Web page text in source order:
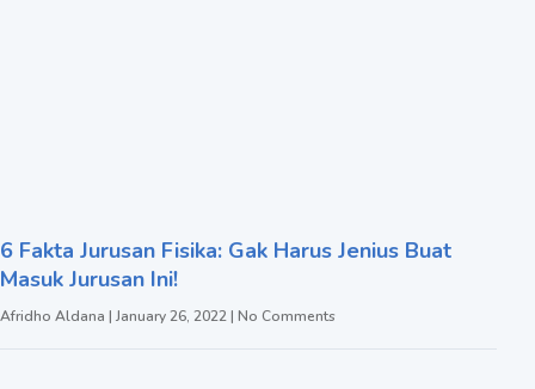
6 Fakta Jurusan Fisika: Gak Harus Jenius Buat
Masuk Jurusan Ini!
Afridho Aldana January 26, 2022 No Comments